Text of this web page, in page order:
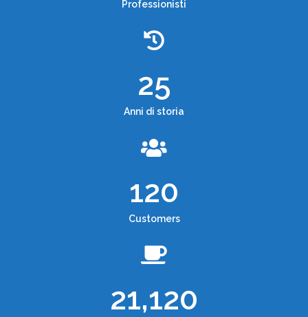
Professionisti
Anni di storia
25
Customers
120
21,120